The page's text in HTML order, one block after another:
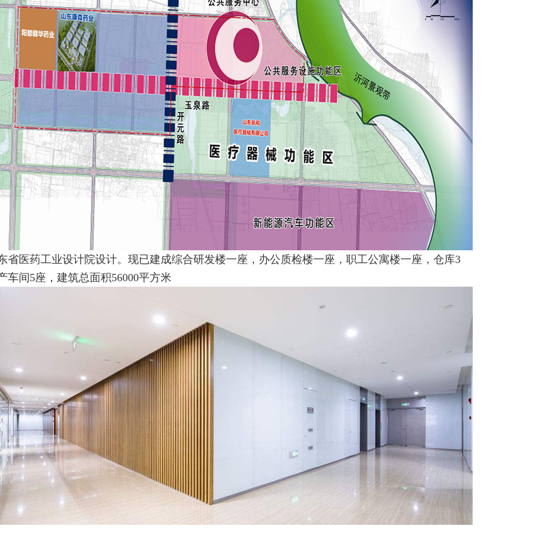
省医药工业设计院设计。现已建成综合研发楼一座，办公质检楼一座，职工公寓楼一座，仓库3
车间5座，建筑总面积56000平方米